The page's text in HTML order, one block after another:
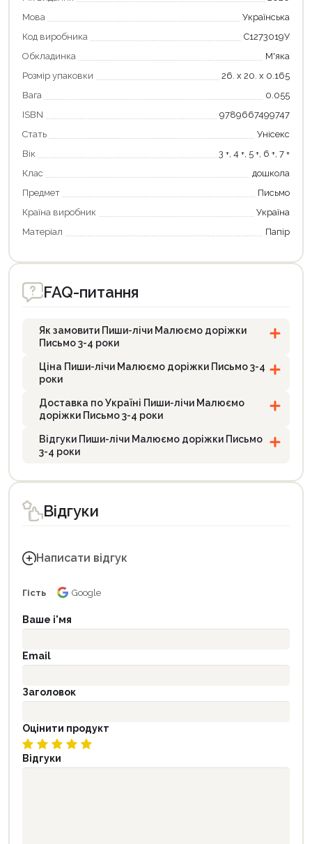
Мова
Українська
Код виробника
С1273019У
Обкладинка
М'яка
Розмір упаковки
26. х 20. х 0.165
Вага
0.055
ISBN
9789667499747
Стать
Унісекс
Вік
3 +, 4 +, 5 +, 6 +, 7 +
Клас
дошкола
Предмет
Письмо
Країна виробник
Україна
Матеріал
Папір
FAQ-питання
Як замовити Пиши-лічи Малюємо доріжки
Письмо 3-4 роки
Ціна Пиши-лічи Малюємо доріжки Письмо 3-4
роки
Доставка по Україні Пиши-лічи Малюємо
доріжки Письмо 3-4 роки
Відгуки Пиши-лічи Малюємо доріжки Письмо
3-4 роки
Відгуки
Написати відгук
Гість Google
Ваше і'мя
Email
Заголовок
Оцінити продукт
Відгуки
Продовжити покупки
Оформити замовлення